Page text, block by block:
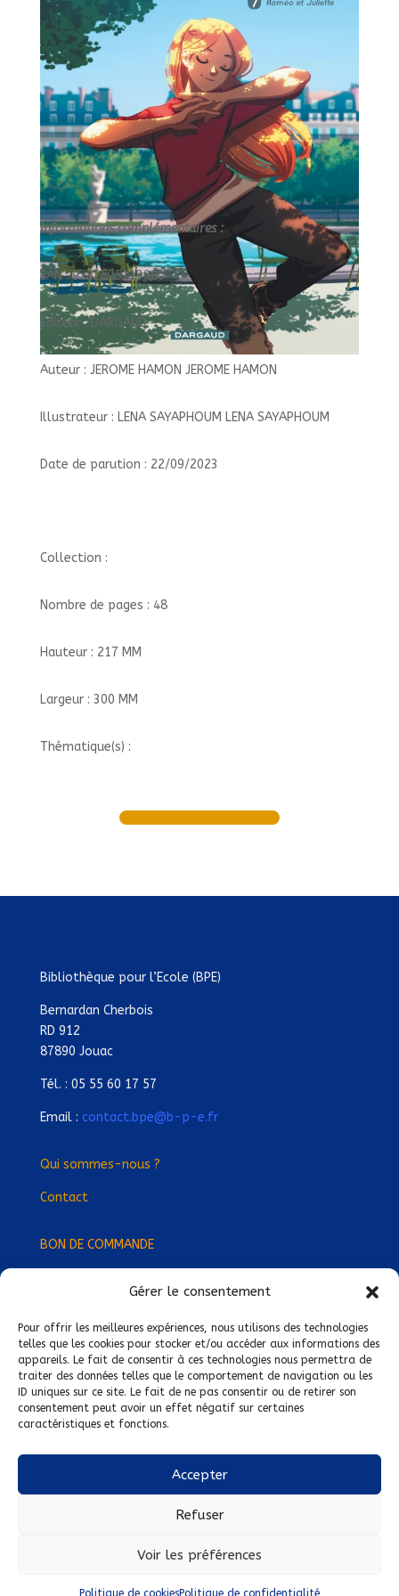
Gérer le consentement
Pour offrir les meilleures expériences, nous utilisons des technologies
telles que les cookies pour stocker et/ou accéder aux informations des
appareils. Le fait de consentir à ces technologies nous permettra de
traiter des données telles que le comportement de navigation ou les
ID uniques sur ce site. Le fait de ne pas consentir ou de retirer son
consentement peut avoir un effet négatif sur certaines
caractéristiques et fonctions.
Accepter
Refuser
Voir les préférences
Politique de cookiesPolitique de confidentialité
JULIETTE/7//DARGAUD/EMMA
ET
CAPUCINE
Informations complémentaires :
EAN : 9782505113980
Éditeur : DARGAUD
Auteur : JEROME HAMON JEROME HAMON
Illustrateur : LENA SAYAPHOUM LENA SAYAPHOUM
Date de parution : 22/09/2023
Collection :
Nombre de pages : 48
Hauteur : 217 MM
Largeur : 300 MM
Thématique(s) :
Bibliothèque pour l’Ecole (BPE)
Bernardan Cherbois
RD 912
87890 Jouac
Tél. : 05 55 60 17 57
Email : contact.bpe@b-p-e.fr
Qui sommes-nous ?
Contact
BON DE COMMANDE
Devenez Délégué·e Régional·e !
Trouvez-nous près de chez vous !
Mentions légales
Conditions générales de vente
Politique de confidentialité